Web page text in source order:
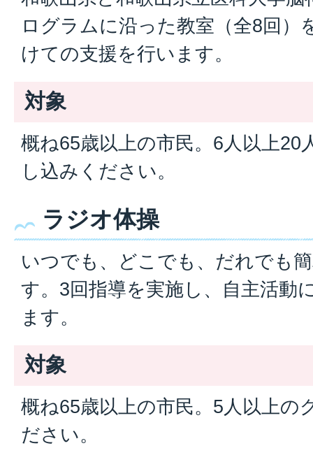
ログラムに沿った教室（全8回）
けての支援を行います。
対象
概ね65歳以上の市民。6人以上20
し込みください。
ラジオ体操
いつでも、どこでも、だれでも
す。3回指導を実施し、自主活動
ます。
対象
概ね65歳以上の市民。5人以上の
ださい。